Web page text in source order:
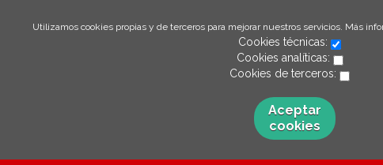
Utilizamos cookies propias y de terceros para mejorar nuestros servicios. Más
Cookies técnicas:
Cookies analíticas:
Cookies de terceros:
Aceptar
cookies